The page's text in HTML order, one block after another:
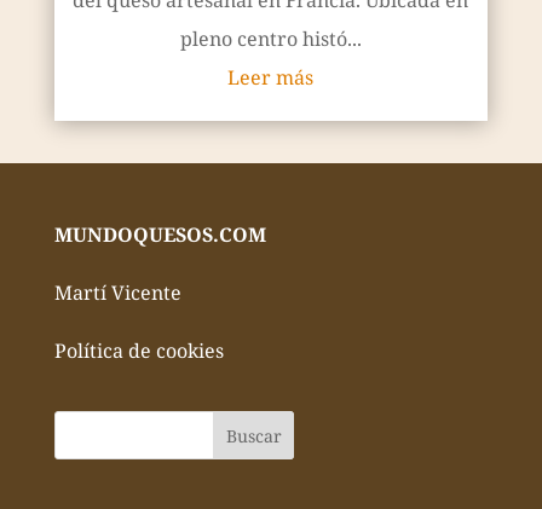
pleno centro histó...
Leer más
MUNDOQUESOS.COM
Martí Vicente
Política de cookies